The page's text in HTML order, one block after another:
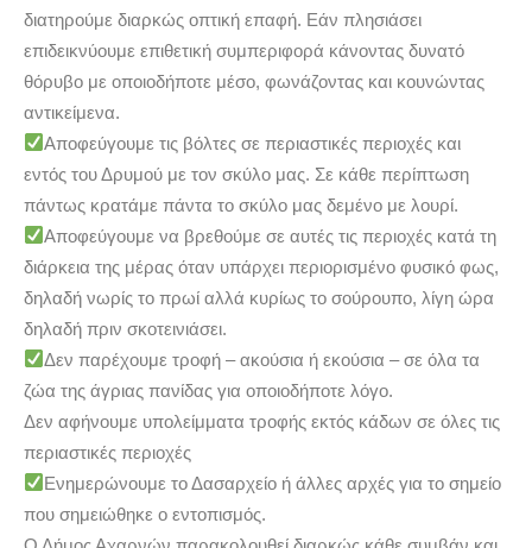
διατηρούμε διαρκώς οπτική επαφή. Εάν πλησιάσει
επιδεικνύουμε επιθετική συμπεριφορά κάνοντας δυνατό
θόρυβο με οποιοδήποτε μέσο, φωνάζοντας και κουνώντας
αντικείμενα.
Αποφεύγουμε τις βόλτες σε περιαστικές περιοχές και
εντός του Δρυμού με τον σκύλο μας. Σε κάθε περίπτωση
πάντως κρατάμε πάντα το σκύλο μας δεμένο με λουρί.
Αποφεύγουμε να βρεθούμε σε αυτές τις περιοχές κατά τη
διάρκεια της μέρας όταν υπάρχει περιορισμένο φυσικό φως,
δηλαδή νωρίς το πρωί αλλά κυρίως το σούρουπο, λίγη ώρα
δηλαδή πριν σκοτεινιάσει.
Δεν παρέχουμε τροφή – ακούσια ή εκούσια – σε όλα τα
ζώα της άγριας πανίδας για οποιοδήποτε λόγο.
Δεν αφήνουμε υπολείμματα τροφής εκτός κάδων σε όλες τις
περιαστικές περιοχές
Ενημερώνουμε το Δασαρχείο ή άλλες αρχές για το σημείο
που σημειώθηκε ο εντοπισμός.